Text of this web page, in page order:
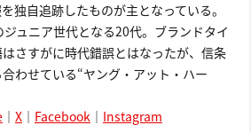
独自追跡したものが主となっている。
ュニア世代となる20代。ブランドタイ
さすがに時代錯誤とはなったが、信条
わせている“ヤング・アット・ハー
｜ X｜ Facebook｜ Instagram